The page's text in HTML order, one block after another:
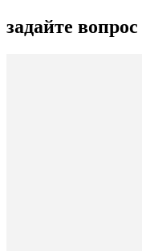
задайте